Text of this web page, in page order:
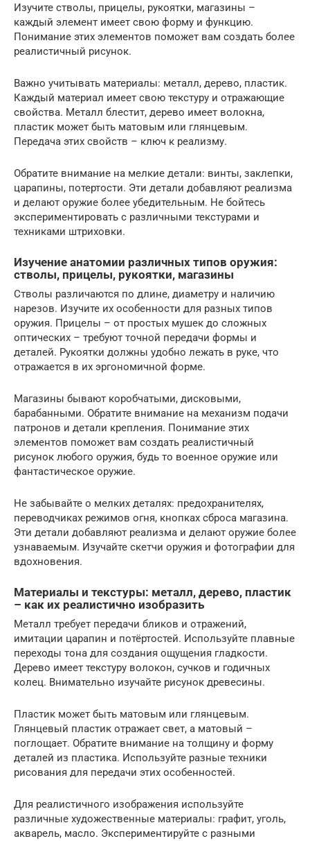
Изучите стволы, прицелы, рукоятки, магазины –
каждый элемент имеет свою форму и функцию.
Понимание этих элементов поможет вам создать более
реалистичный рисунок.
Важно учитывать материалы: металл, дерево, пластик.
Каждый материал имеет свою текстуру и отражающие
свойства. Металл блестит, дерево имеет волокна,
пластик может быть матовым или глянцевым.
Передача этих свойств – ключ к реализму.
Обратите внимание на мелкие детали: винты, заклепки,
царапины, потертости. Эти детали добавляют реализма
и делают оружие более убедительным. Не бойтесь
экспериментировать с различными текстурами и
техниками штриховки.
Изучение анатомии различных типов оружия:
стволы, прицелы, рукоятки, магазины
Стволы различаются по длине, диаметру и наличию
нарезов. Изучите их особенности для разных типов
оружия. Прицелы – от простых мушек до сложных
оптических – требуют точной передачи формы и
деталей. Рукоятки должны удобно лежать в руке, что
отражается в их эргономичной форме.
Магазины бывают коробчатыми, дисковыми,
барабанными. Обратите внимание на механизм подачи
патронов и детали крепления. Понимание этих
элементов поможет вам создать реалистичный
рисунок любого оружия, будь то военное оружие или
фантастическое оружие.
Не забывайте о мелких деталях: предохранителях,
переводчиках режимов огня, кнопках сброса магазина.
Эти детали добавляют реализма и делают оружие более
узнаваемым. Изучайте скетчи оружия и фотографии для
вдохновения.
Материалы и текстуры: металл, дерево, пластик
– как их реалистично изобразить
Металл требует передачи бликов и отражений,
имитации царапин и потёртостей. Используйте плавные
переходы тона для создания ощущения гладкости.
Дерево имеет текстуру волокон, сучков и годичных
колец. Внимательно изучайте рисунок древесины.
Пластик может быть матовым или глянцевым.
Глянцевый пластик отражает свет, а матовый –
поглощает. Обратите внимание на толщину и форму
деталей из пластика. Используйте разные техники
рисования для передачи этих особенностей.
Для реалистичного изображения используйте
различные художественные материалы: графит, уголь,
акварель, масло. Экспериментируйте с разными